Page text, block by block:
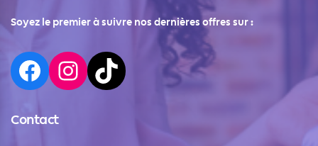
Soyez le premier à suivre nos dernières offres sur :
Contact